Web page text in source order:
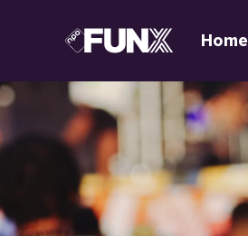
Home